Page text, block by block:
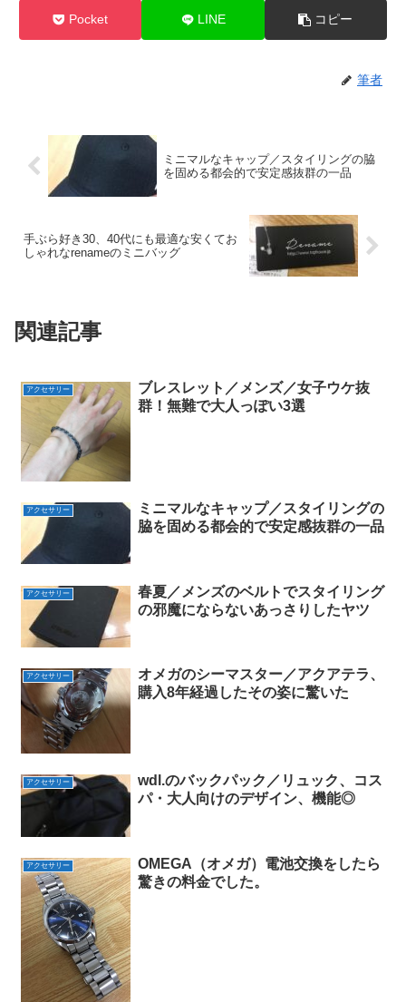
Pocket LINE コピー
筆者
ミニマルなキャップ／スタイリングの脇
を固める都会的で安定感抜群の一品
手ぶら好き30、40代にも最適な安くてお
しゃれなrenameのミニバッグ
関連記事
アクセサリー
ブレスレット／メンズ／女子ウケ抜
群！無難で大人っぽい3選
アクセサリー
ミニマルなキャップ／スタイリングの
脇を固める都会的で安定感抜群の一品
アクセサリー
春夏／メンズのベルトでスタイリング
の邪魔にならないあっさりしたヤツ
アクセサリー
オメガのシーマスター／アクアテラ、
購入8年経過したその姿に驚いた
アクセサリー
wdl.のバックパック／リュック、コス
パ・大人向けのデザイン、機能◎
アクセサリー
OMEGA（オメガ）電池交換をしたら
驚きの料金でした。